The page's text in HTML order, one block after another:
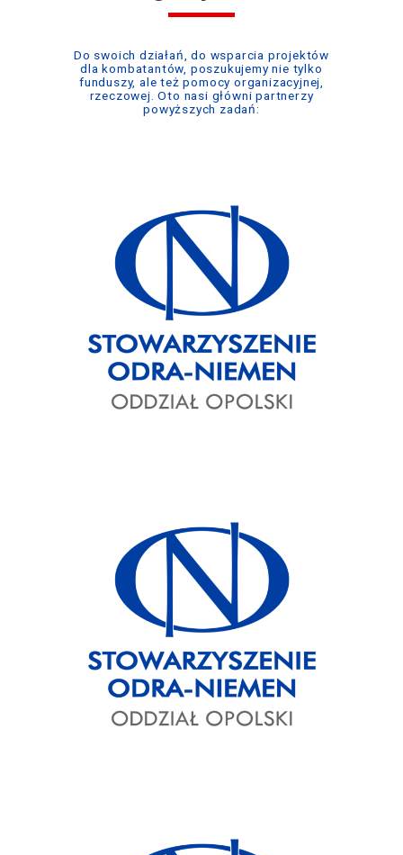
Do swoich działań, do wsparcia projektów
dla kombatantów, poszukujemy nie tylko
funduszy, ale też pomocy organizacyjnej,
rzeczowej. Oto nasi główni partnerzy
powyższych zadań: